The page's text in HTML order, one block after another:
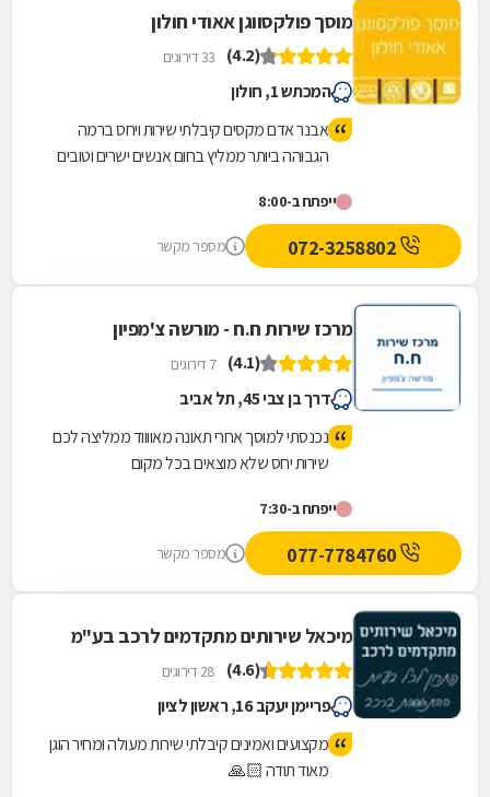
מוסך פולקסווגן אאודי חולון
(4.2) 33 דירוגים
המכתש 1, חולון
אבנר אדם מקסים קיבלתי שירות ויחס ברמה
הגבוהה ביותר ממליץ בחום אנשים ישרים וטובים
ייפתח ב-8:00
מספר מקשר
מרכז שירות ח.ח - מורשה צ'מפיון
(4.1) 7 דירוגים
דרך בן צבי 45, תל אביב
נכנסתי למוסך אחרי תאונה מאווווד ממליצה לכם
שירות יחס שלא מוצאים בכל מקום
ייפתח ב-7:30
מספר מקשר
מיכאל שירותים מתקדמים לרכב בע"מ
(4.6) 28 דירוגים
פריימן יעקב 16, ראשון לציון
מקצועים ואמינים קיבלתי שירות מעולה ומחיר הוגן
מאוד תודה 🙏🏻